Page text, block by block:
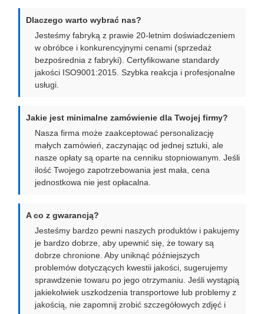
Dlaczego warto wybrać nas?
Jesteśmy fabryką z prawie 20-letnim doświadczeniem
w obróbce i konkurencyjnymi cenami (sprzedaż
bezpośrednia z fabryki). Certyfikowane standardy
jakości ISO9001:2015. Szybka reakcja i profesjonalne
usługi.
Jakie jest minimalne zamówienie dla Twojej firmy?
Nasza firma może zaakceptować personalizację
małych zamówień, zaczynając od jednej sztuki, ale
nasze opłaty są oparte na cenniku stopniowanym. Jeśli
ilość Twojego zapotrzebowania jest mała, cena
jednostkowa nie jest opłacalna.
A co z gwarancją?
Jesteśmy bardzo pewni naszych produktów i pakujemy
je bardzo dobrze, aby upewnić się, że towary są
dobrze chronione. Aby uniknąć późniejszych
problemów dotyczących kwestii jakości, sugerujemy
sprawdzenie towaru po jego otrzymaniu. Jeśli wystąpią
jakiekolwiek uszkodzenia transportowe lub problemy z
jakością, nie zapomnij zrobić szczegółowych zdjęć i